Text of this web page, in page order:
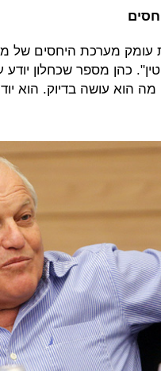
עומק מערכת היחסים של
כהן מספר שכחלון
הוא עושה בדיוק. הוא